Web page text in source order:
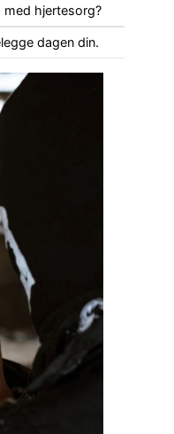
med hjertesorg?
dagen din.